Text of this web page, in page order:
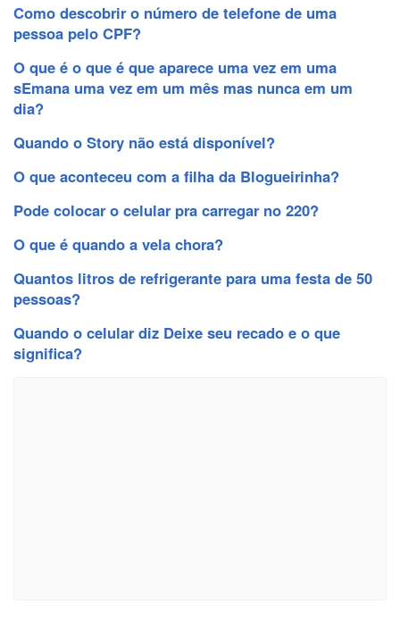
Como descobrir o número de telefone de uma
pessoa pelo CPF?
O que é o que é que aparece uma vez em uma
sEmana uma vez em um mês mas nunca em um
dia?
Quando o Story não está disponível?
O que aconteceu com a filha da Blogueirinha?
Pode colocar o celular pra carregar no 220?
O que é quando a vela chora?
Quantos litros de refrigerante para uma festa de 50
pessoas?
Quando o celular diz Deixe seu recado e o que
significa?